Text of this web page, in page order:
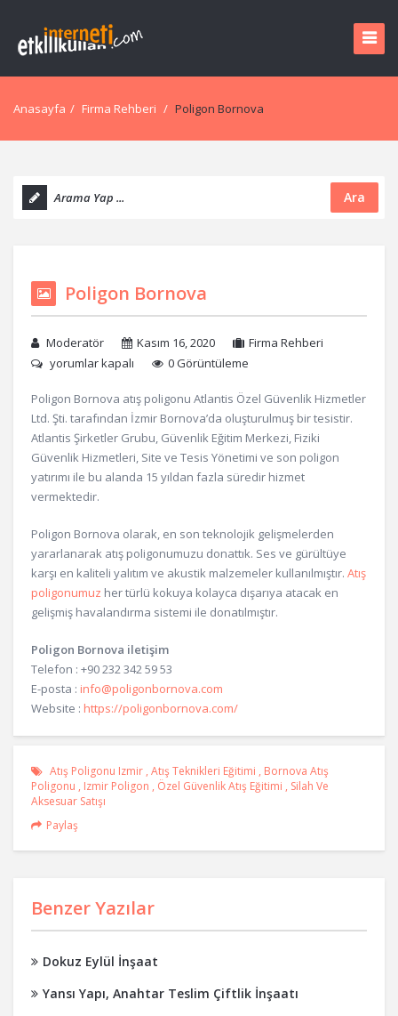
Anasayfa / Firma Rehberi / Poligon Bornova
Ara
Poligon Bornova
Moderatör Kasım 16, 2020
Firma Rehberi
yorumlar kapalı
0 Görüntüleme
Poligon Bornova atış poligonu Atlantis Özel Güvenlik Hizmetler
Ltd. Şti. tarafından İzmir Bornova’da oluşturulmuş bir tesistir.
Atlantis Şirketler Grubu, Güvenlik Eğitim Merkezi, Fiziki
Güvenlik Hizmetleri, Site ve Tesis Yönetimi ve son poligon
yatırımı ile bu alanda 15 yıldan fazla süredir hizmet
vermektedir.
Poligon Bornova olarak, en son teknolojik gelişmelerden
yararlanarak atış poligonumuzu donattık. Ses ve gürültüye
karşı en kaliteli yalıtım ve akustik malzemeler kullanılmıştır. Atış
poligonumuz her türlü kokuya kolayca dışarıya atacak en
gelişmiş havalandırma sistemi ile donatılmıştır.
Poligon Bornova iletişim
Telefon : +90 232 342 59 53
E-posta : info@poligonbornova.com
Website : https://poligonbornova.com/
Atış Poligonu Izmir , Atış Teknikleri Eğitimi , Bornova Atış
Poligonu , Izmir Poligon , Özel Güvenlik Atış Eğitimi , Silah Ve
Aksesuar Satışı
Paylaş
Benzer Yazılar
Dokuz Eylül İnşaat
Yansı Yapı, Anahtar Teslim Çiftlik İnşaatı